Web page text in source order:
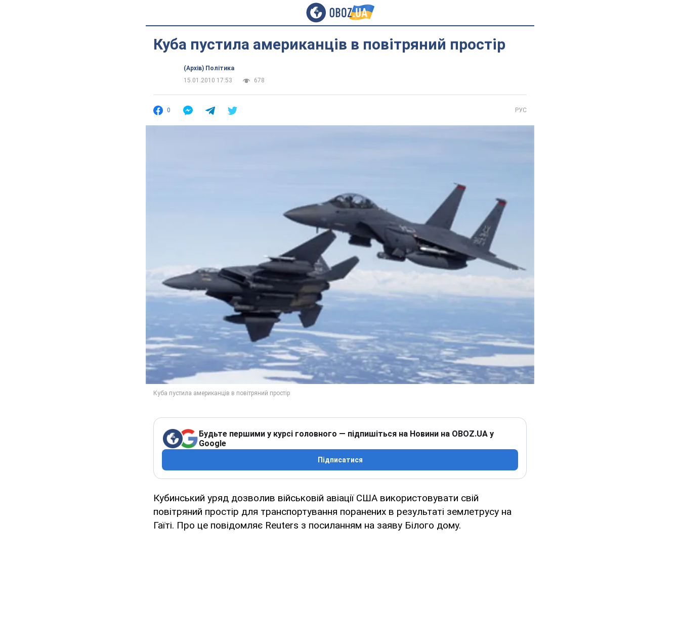
Куба пустила американців в повітряний простір
(Архів) Політика
15.01.2010 17:53
678
0 РУС
Будьте першими у курсі головного — підпишіться на Новини на OBOZ.UA у
Google
Підписатися
Кубинський уряд дозволив військовій авіації США використовувати свій
повітряний простір для транспортування поранених в результаті землетрусу на
Гаїті. Про це повідомляє Reuters з посиланням на заяву Білого дому.